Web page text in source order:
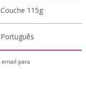
Couche 115g
Português
para